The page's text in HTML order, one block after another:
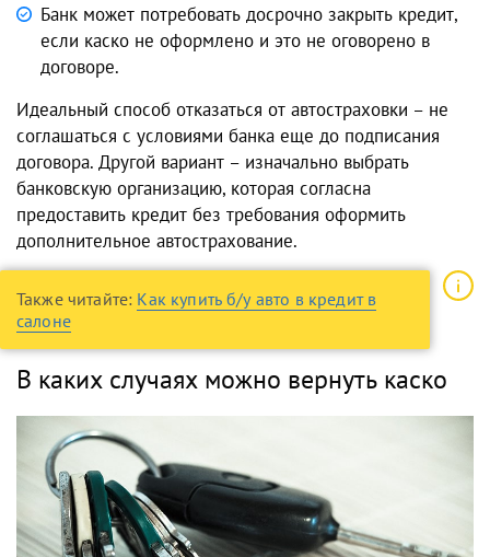
Банк может потребовать досрочно закрыть кредит,
если каско не оформлено и это не оговорено в
договоре.
Идеальный способ отказаться от автостраховки – не
соглашаться с условиями банка еще до подписания
договора. Другой вариант – изначально выбрать
банковскую организацию, которая согласна
предоставить кредит без требования оформить
дополнительное автострахование.
Также читайте: Как купить б/у авто в кредит в
салоне
В каких случаях можно вернуть каско